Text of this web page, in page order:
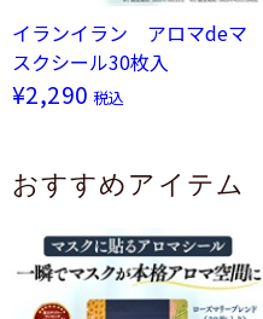
イランイラン アロマdeマ
スクシール30枚入
¥2,290 税込
おすすめアイテム